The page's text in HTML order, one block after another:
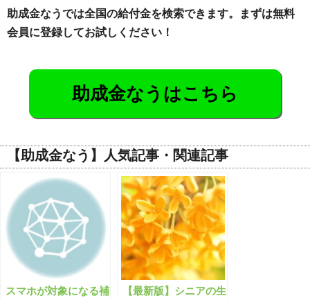
助成金なうでは全国の給付金を検索できます。まずは無料
会員に登録してお試しください！
助成金なうはこちら
【助成金なう】人気記事・関連記事
スマホが対象になる補
【最新版】シニアの生